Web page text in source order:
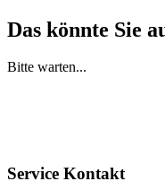
Das könnte Sie
Bitte warten...
Service Kontakt